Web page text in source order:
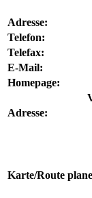
Adresse:
Telefon:
Telefax:
E-Mail:
Homepage:
Adresse:
Karte/Route